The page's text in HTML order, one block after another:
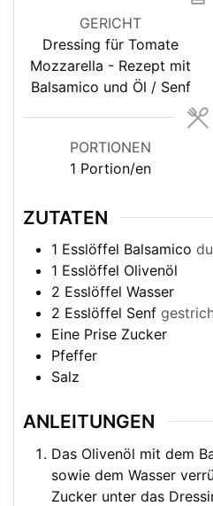
GERICHT
Dressing für Tomate
Mozzarella - Rezept mit
Balsamico und Öl / Senf
PORTIONEN
1 Portion/en
ZUTATEN
1 Esslöffel Balsamico
1 Esslöffel Olivenöl
2 Esslöffel Wasser
2 Esslöffel Senf
Eine Prise Zucker
Pfeffer
Salz
ANLEITUNGEN
Das Olivenöl mit dem
sowie dem Wasser
Zucker unter das